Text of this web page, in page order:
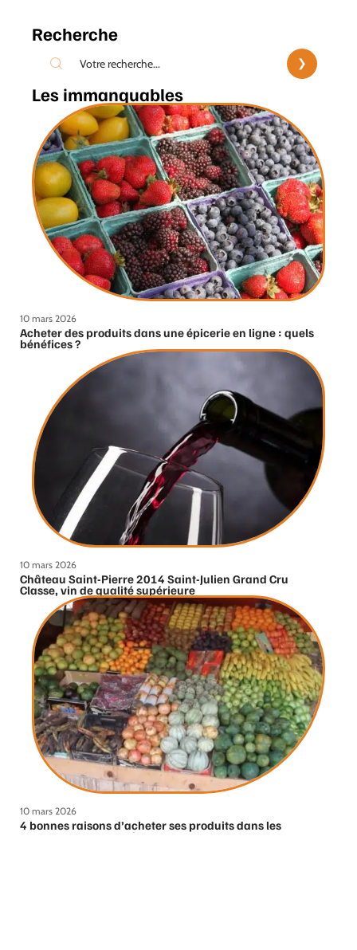
Recherche
Les immanquables
10 mars 2026
Acheter des produits dans une épicerie en ligne : quels
bénéfices ?
10 mars 2026
Château Saint-Pierre 2014 Saint-Julien Grand Cru
Classe, vin de qualité supérieure
10 mars 2026
4 bonnes raisons d’acheter ses produits dans les
commerces du quartier